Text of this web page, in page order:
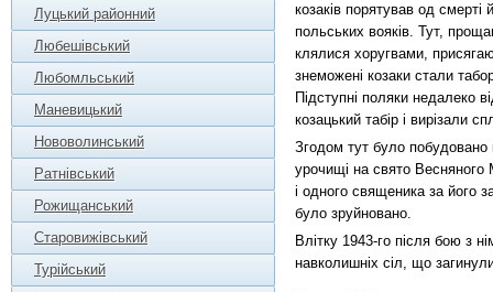
Луцький районний
Любешівський
Любомльський
Маневицький
Нововолинський
Ратнівський
Рожищанський
Старовижівський
Турійський
козаків порятував од
польських вояків. Тут,
клялися хоругвами,
знеможені козаки стали
Підступні поляки недалеко
козацький табір і вирізали
Згодом тут було побудовано
урочищі на свято
і одного священика за його
було зруйновано.
Влітку 1943-го після бою з
навколишніх сіл, що загинули